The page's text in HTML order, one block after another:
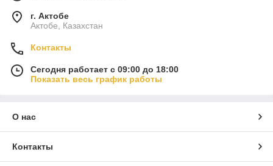
г. Актобе
Актобе, Казахстан
Контакты
Сегодня работает с 09:00 до 18:00
Показать весь график работы
О нас
Контакты